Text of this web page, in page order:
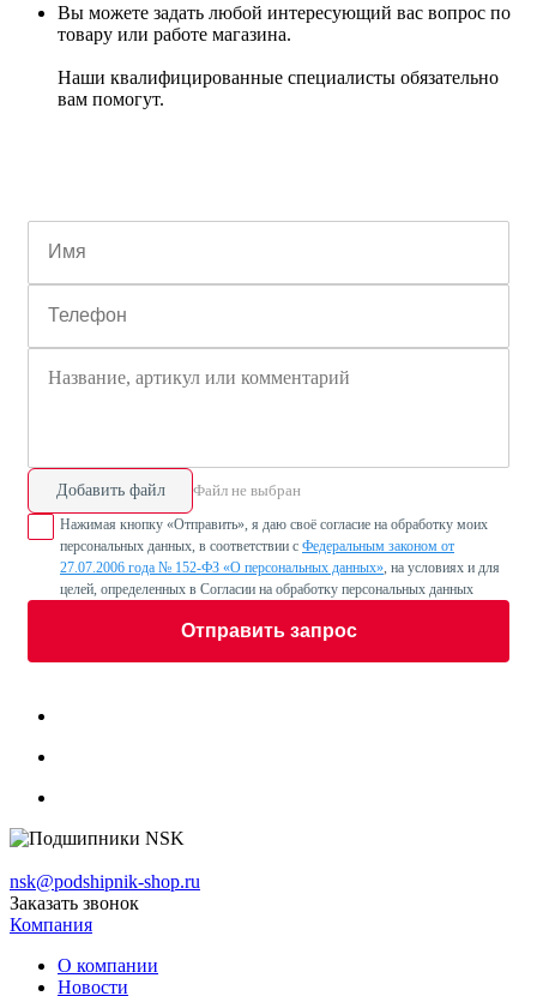
Вы можете задать любой интересующий вас вопрос по
товару или работе магазина.
Наши квалифицированные специалисты обязательно
вам помогут.
Добавить файл Файл не выбран
Нажимая кнопку «Отправить», я даю своё согласие на обработку моих
персональных данных, в соответствии с Федеральным законом от
27.07.2006 года № 152-ФЗ «О персональных данных», на условиях и для
целей, определенных в Согласии на обработку персональных данных
Отправить запрос
nsk@podshipnik-shop.ru
Заказать звонок
Компания
О компании
Новости